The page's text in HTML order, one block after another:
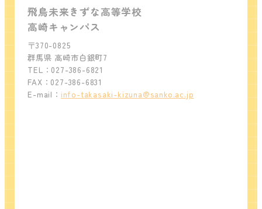
飛鳥未来きずな高等学校
高崎キャンパス
〒370-0825
群馬県 高崎市白銀町7
TEL：027-386-6821
FAX：027-386-6831
E-mail： info-takasaki-kizuna@sanko.ac.jp